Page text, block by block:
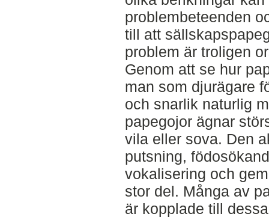
problembeteenden
till att
problem är troligen
Genom att se hur
man som djurägare
och snarlik naturlig
papegojor ägnar
vila eller sova. Den
putsning,
vokalisering och
stor del. Många av
är kopplade till